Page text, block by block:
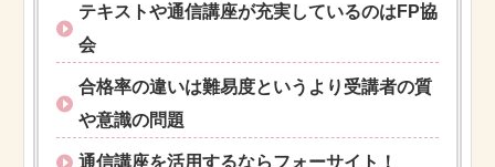
テキストや通信講座が充実しているのはFP協
会
合格率の違いは難易度というより受講者の質
や意識の問題
通信講座を活用するならフォーサイト！